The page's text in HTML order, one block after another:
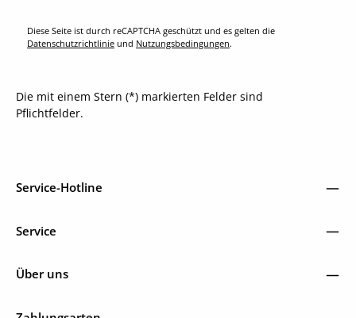
Diese Seite ist durch reCAPTCHA geschützt und es gelten die
Datenschutzrichtlinie und Nutzungsbedingungen.
Die mit einem Stern (*) markierten Felder sind
Pflichtfelder.
Service-Hotline
Service
Über uns